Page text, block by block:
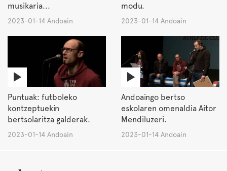
musikaria...
2023-01-14 Andoain
modu.
2023-01-14 Andoain
Puntuak: futboleko
kontzeptuekin
bertsolaritza galderak.
2023-01-14 Andoain
Andoaingo bertso
eskolaren omenaldia Aitor
Mendiluzeri.
2023-01-14 Andoain